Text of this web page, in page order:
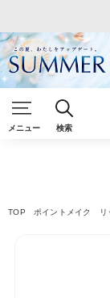
メニュー 検索
TOP ポイントメイク リ